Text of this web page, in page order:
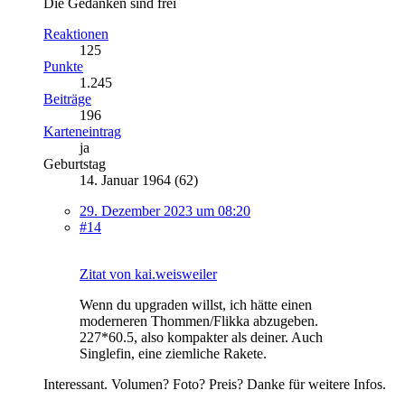
Reaktionen
125
Punkte
1.245
Beiträge
196
Karteneintrag
ja
Geburtstag
14. Januar 1964 (62)
29. Dezember 2023 um 08:20
#14
Zitat von kai.weisweiler
Wenn du upgraden willst, ich hätte einen
moderneren Thommen/Flikka abzugeben.
227*60.5, also kompakter als deiner. Auch
Singlefin, eine ziemliche Rakete.
Interessant. Volumen? Foto? Preis? Danke für weitere Infos.